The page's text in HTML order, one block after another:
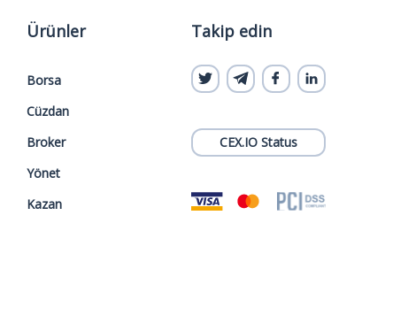
Ürünler
Borsa
Cüzdan
Broker
Yönet
Kazan
Takip edin
CEX.IO Status